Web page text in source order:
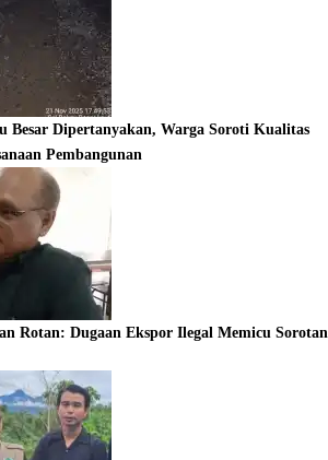
Besar Dipertanyakan, Warga Soroti Kualitas
Pembangunan
Rotan: Dugaan Ekspor Ilegal Memicu Sorotan